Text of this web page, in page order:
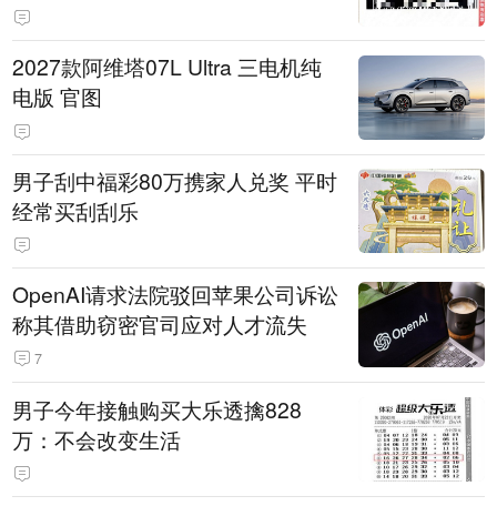
2027款阿维塔07L Ultra 三电机纯
电版 官图
男子刮中福彩80万携家人兑奖 平时
经常买刮刮乐
OpenAI请求法院驳回苹果公司诉讼
称其借助窃密官司应对人才流失
7
男子今年接触购买大乐透擒828
万：不会改变生活